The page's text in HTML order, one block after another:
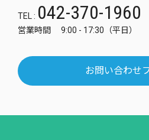
TEL : 042-370-1960
営業時間 9:00 - 17:30（平日）
お問い合わせ